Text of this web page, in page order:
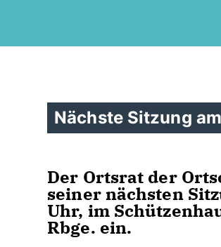
Nächste Sitzung
Der Ortsrat der
seiner nächsten
Uhr, im
Rbge. ein.